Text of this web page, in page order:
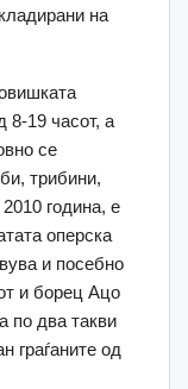
на
8-19 часот, а
се
трибини,
година, е
оперска
и посебно
и борец Ацо
по два такви
граѓаните од